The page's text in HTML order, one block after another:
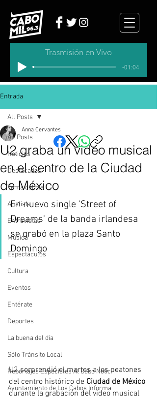
Trasmisión en Vivo
-01:04
Entrada
All Posts
Noticias
Destacados
Tema del dia
Analisis
Entrevistas
Música
Espectáculos
Cultura
Eventos
Entérate
Deportes
La buena del día
Sólo Tránsito Local
Reportajes Especiales Al Cabo Notic
Ayuntamiento de Los Cabos Informa
All Posts
U2 graba un video musical
en el centro de la Ciudad
de México
Anna Cervantes
En nuevo single 'Street of
Dreams' de la banda irlandesa
se grabó en la plaza Santo
Domingo
U2 sorprendió el martes a los peatones
del centro histórico de Ciudad de México
durante la grabación del video musical